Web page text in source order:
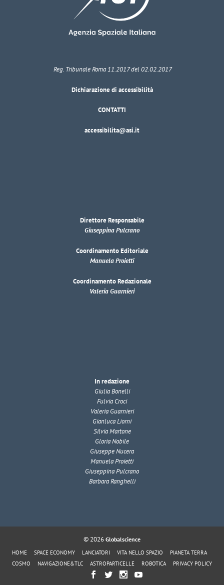
Reg. Tribunale Roma 11.2017 del 02.02.2017
Dichiarazione di accessibilità
CONTATTI
accessibilita@asi.it
Direttore Responsabile
Giuseppina Pulcrano
Coordinamento Editoriale
Manuela Proietti
Coordinamento Redazionale
Valeria Guarnieri
In redazione
Giulia Bonelli
Fulvia Croci
Valeria Guarnieri
Gianluca Liorni
Silvia Martone
Gloria Nobile
Giuseppe Nucera
Manuela Proietti
Giuseppina Pulcrano
Barbara Ranghelli
© 2026 Globalscience
HOME SPACE ECONOMY LANCIATORI VITA NELLO SPAZIO
PIANETA TERRA
COSMO
NAVIGAZIONE&TLC ASTROPARTICELLE ROBOTICA PRIVACY POLICY